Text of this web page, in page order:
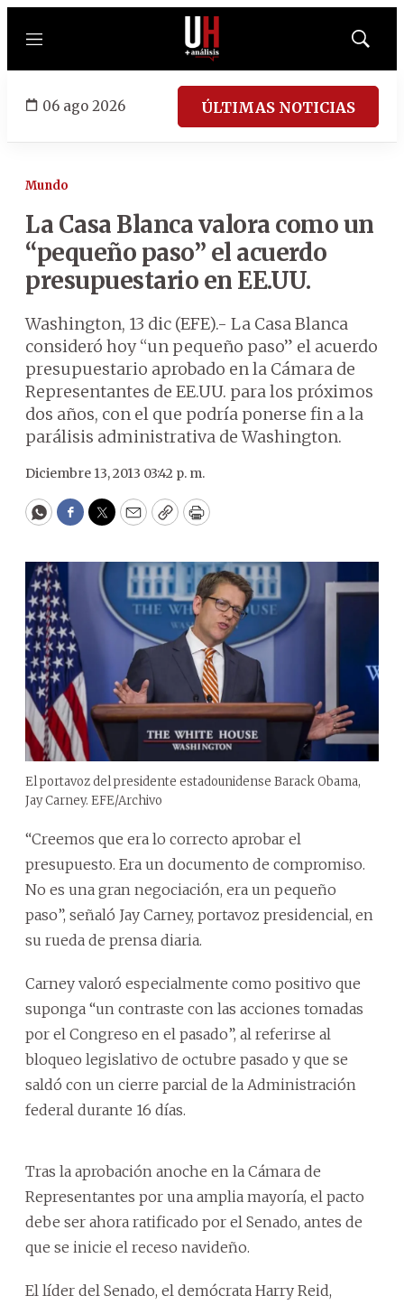
Menú
Mostrar
06 ago 2026 ÚLTIMAS NOTICIAS
Mundo
La Casa Blanca valora como un
“pequeño paso” el acuerdo
presupuestario en EE.UU.
Washington, 13 dic (EFE).- La Casa Blanca
consideró hoy “un pequeño paso” el acuerdo
presupuestario aprobado en la Cámara de
Representantes de EE.UU. para los próximos
dos años, con el que podría ponerse fin a la
parálisis administrativa de Washington.
Diciembre 13, 2013 03:42 p. m.
WhatsApp
Facebook
Twitter
EmailCopyPrint
El portavoz del presidente estadounidense Barack Obama,
Jay Carney. EFE/Archivo
“Creemos que era lo correcto aprobar el
presupuesto. Era un documento de compromiso.
No es una gran negociación, era un pequeño
paso”, señaló Jay Carney, portavoz presidencial, en
su rueda de prensa diaria.
Carney valoró especialmente como positivo que
suponga “un contraste con las acciones tomadas
por el Congreso en el pasado”, al referirse al
bloqueo legislativo de octubre pasado y que se
saldó con un cierre parcial de la Administración
federal durante 16 días.
Tras la aprobación anoche en la Cámara de
Representantes por una amplia mayoría, el pacto
debe ser ahora ratificado por el Senado, antes de
que se inicie el receso navideño.
El líder del Senado, el demócrata Harry Reid,